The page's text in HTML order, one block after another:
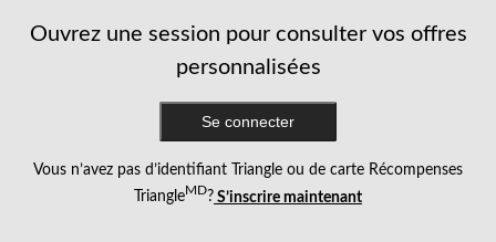
Ouvrez une session pour consulter vos offres
personnalisées
Se connecter
Vous n’avez pas d’identifiant Triangle ou de carte Récompenses
TriangleMD? S’inscrire maintenant